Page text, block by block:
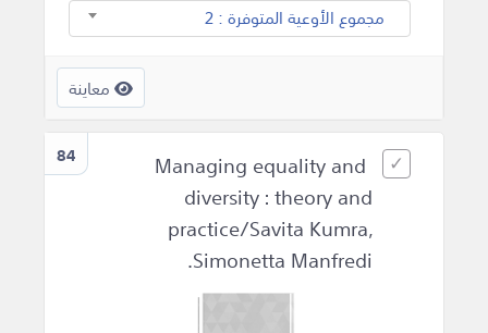
مجموع الأوعية المتوفرة : 2
معاينة
84
Managing equality and
diversity : theory and
practice/Savita Kumra,
Simonetta Manfredi.